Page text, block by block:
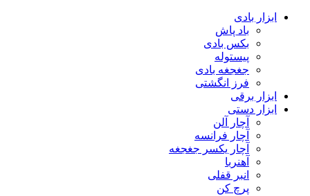
ابزار بادی
باد پاش
بکس بادی
پیستوله
جغجغه بادی
فرز انگشتی
ابزار برقی
ابزار دستی
آچار آلن
آچار فرانسه
آچار یکسر جغجغه
آهنربا
انبر قفلی
پرچ کن